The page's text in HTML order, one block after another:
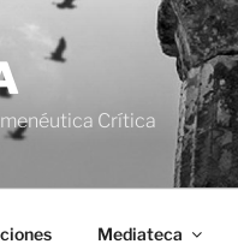
Crítica
Mediateca